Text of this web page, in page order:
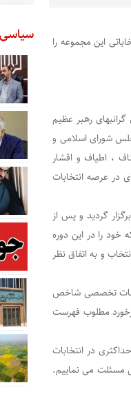
این مجموعه را
رهبر عظيم
شورای اسلامی و
، اطیاف و اقشار
در عرصه انتخابات
گردید و پس از
خود را در این دوره
و به اتفاق نظر
جلسات تخصصی شاخص
مطلوب فهرست
در انتخابات
مسئلت می نماییم.
سیاسی